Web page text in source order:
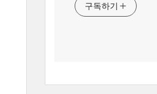
구독하기